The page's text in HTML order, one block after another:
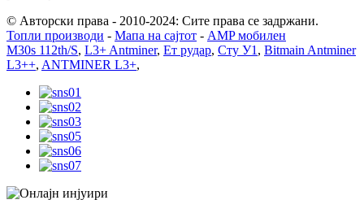
© Авторски права - 2010-2024: Сите права се задржани.
Топли производи - Мапа на сајтот - AMP мобилен
M30s 112th/S, L3+ Antminer, Ет рудар, Сту У1 , Bitmain Antminer
L3++, ANTMINER L3+,